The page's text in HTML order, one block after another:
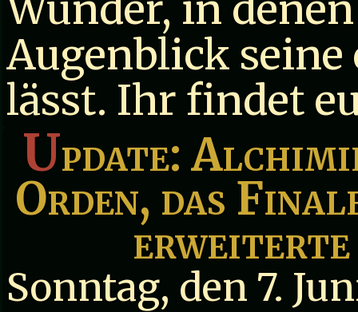
Augenblick
lässt. Ihr findet
Update:
Orden, das
Sonntag, den 7.